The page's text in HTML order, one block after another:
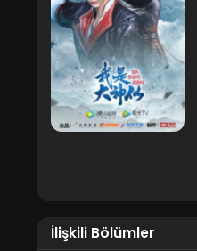
İlişkili Bölümler